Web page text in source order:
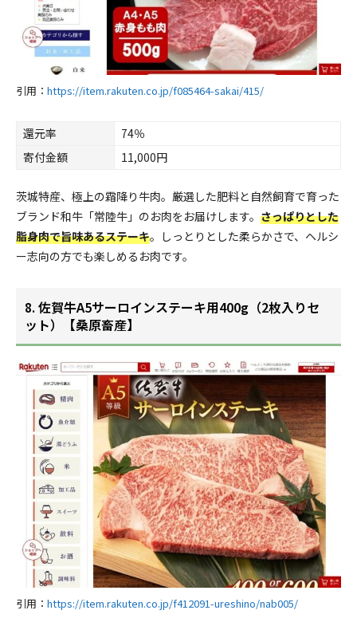
引用： https://item.rakuten.co.jp/f085464-sakai/415/
還元率
74％
寄付金額
11,000円
茨城特産、極上の霜降り牛肉。厳選した肥料と自然飼育で育った
ブランド和牛「常陸牛」のお肉をお届けします。 さっぱりとした
脂身肉で旨味あるステーキ。しっとりとした柔らかさで、ヘルシ
ー志向の方でも楽しめるお肉です。
8. 佐賀牛A5サーロインステーキ用400g（2枚入りセ
ット）【桑原畜産】
引用： https://item.rakuten.co.jp/f412091-ureshino/nab005/